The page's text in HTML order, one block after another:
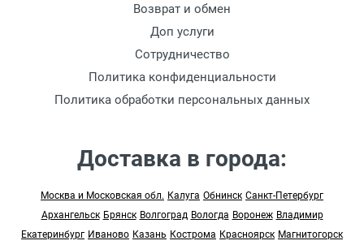
Возврат и обмен
Доп услуги
Сотрудничество
Политика конфиденциальности
Политика обработки персональных данных
Доставка в города:
Москва и Московская обл. Калуга Обнинск Санкт-Петербург
Архангельск Брянск Волгоград Вологда Воронеж Владимир
Екатеринбург Иваново Казань Кострома Красноярск Магнитогорск